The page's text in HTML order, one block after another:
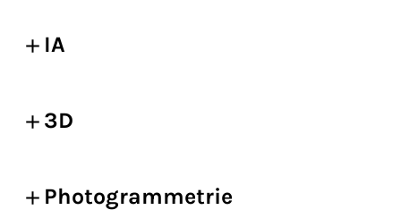
IA
3D
Photogrammetrie